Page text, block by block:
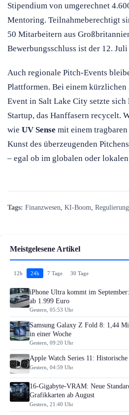
Stipendium von umgerechnet
Mentoring. Teilnahmeberechtigt
50 Mitarbeitern aus
Bewerbungsschluss ist der 12. Juli
Auch regionale Pitch-Events
Plattformen. Bei einem kürzlichen
Event in Salt Lake City setzte sich
Startup, das Hanffasern recycelt.
wie UV Sense mit einem
Kunst des überzeugenden
– egal ob im globalen oder
Tags: Finanzwesen KI-Boom Regulierung
Meistgelesene Artikel
12h 24h 7 Tage 30 Tage
iPhone Ultra kommt im
ab 1.999 Euro
Gestern, 05:53 Uhr
Samsung Galaxy Z Fold 8: 1,44
in einer Woche
Gestern, 09:20 Uhr
Apple Watch Series 11:
Gestern, 04:59 Uhr
16-Gigabyte-VRAM: Neue
Grafikkarten ab August
Gestern, 21:40 Uhr